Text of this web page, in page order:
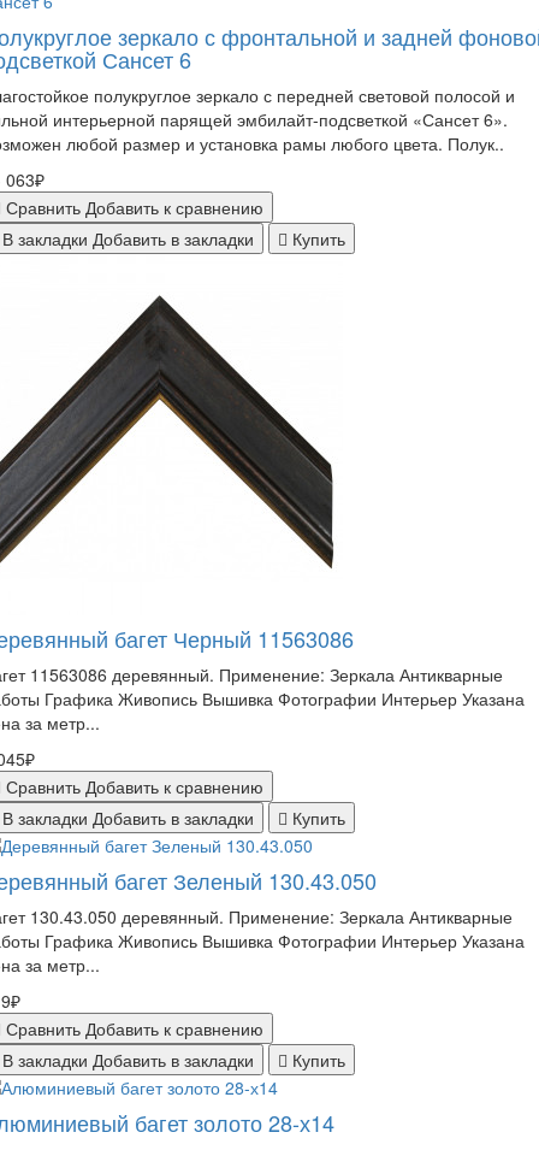
зеркало с фронтальной и задней
Сансет 6
полукруглое зеркало с передней световой полосой и
интерьерной парящей эмбилайт-подсветкой «Сансет 6».
любой размер и установка рамы любого цвета. Полук..
063₽
Сравнить Добавить к сравнению
закладки Добавить в закладки Купить
багет Черный 11563086
11563086 деревянный. Применение: Зеркала Антикварные
Графика Живопись Вышивка Фотографии Интерьер Указана
за метр...
Сравнить Добавить к сравнению
закладки Добавить в закладки Купить
багет Зеленый 130.43.050
130.43.050 деревянный. Применение: Зеркала Антикварные
Графика Живопись Вышивка Фотографии Интерьер Указана
за метр...
Сравнить Добавить к сравнению
закладки Добавить в закладки Купить
багет золото 28-х14